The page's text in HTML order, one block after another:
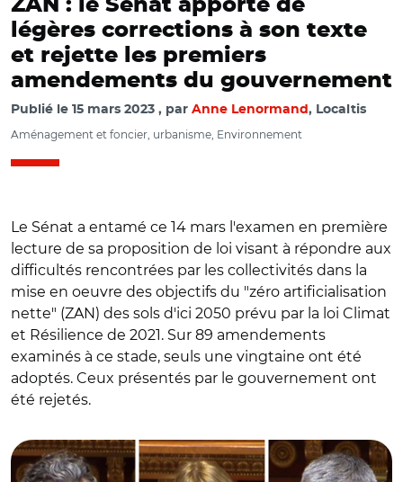
ZAN : le Sénat apporte de
légères corrections à son texte
et rejette les premiers
amendements du gouvernement
Publié le 15 mars 2023 par Anne Lenormand , Localtis
Aménagement et foncier, urbanisme, Environnement
Le Sénat a entamé ce 14 mars l'examen en première
lecture de sa proposition de loi visant à répondre aux
difficultés rencontrées par les collectivités dans la
mise en oeuvre des objectifs du "zéro artificialisation
nette" (ZAN) des sols d'ici 2050 prévu par la loi Climat
et Résilience de 2021. Sur 89 amendements
examinés à ce stade, seuls une vingtaine ont été
adoptés. Ceux présentés par le gouvernement ont
été rejetés.
© Captures vidéos Sénat/ Christophe Béchu, Valérie